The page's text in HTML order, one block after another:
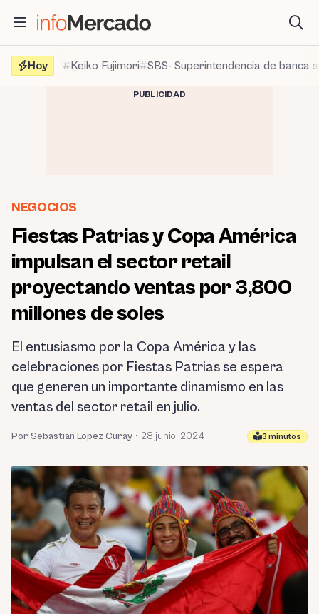
contenido
Hoy
Keiko Fujimori SBS- Superintendencia de banca
PUBLICIDAD
NEGOCIOS
Fiestas Patrias y Copa América
impulsan el sector retail
proyectando ventas por 3,800
millones de soles
El entusiasmo por la Copa América y las
celebraciones por Fiestas Patrias se espera
que generen un importante dinamismo en las
ventas del sector retail en julio.
Por Sebastian Lopez Curay • 28 junio, 2024 3 minutos